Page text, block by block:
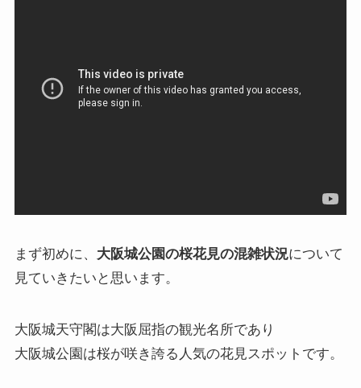
まず初めに、 大阪城公園の桜花見の混雑状況について
見ていきたいと思います。
大阪城天守閣は大阪屈指の観光名所であり
大阪城公園は桜が咲き誇る人気の花見スポットです。